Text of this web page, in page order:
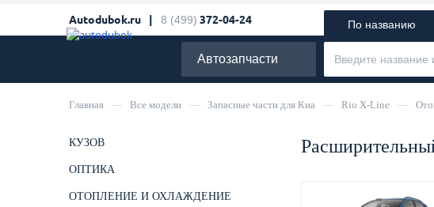
Autodubok.ru | 8 (499) 372-04-24
Автозапчасти
По названию
Главная — Все модели — Запасные части для Киа — Rio X-Line —
КУЗОВ
ОПТИКА
ОТОПЛЕНИЕ И ОХЛАЖДЕНИЕ